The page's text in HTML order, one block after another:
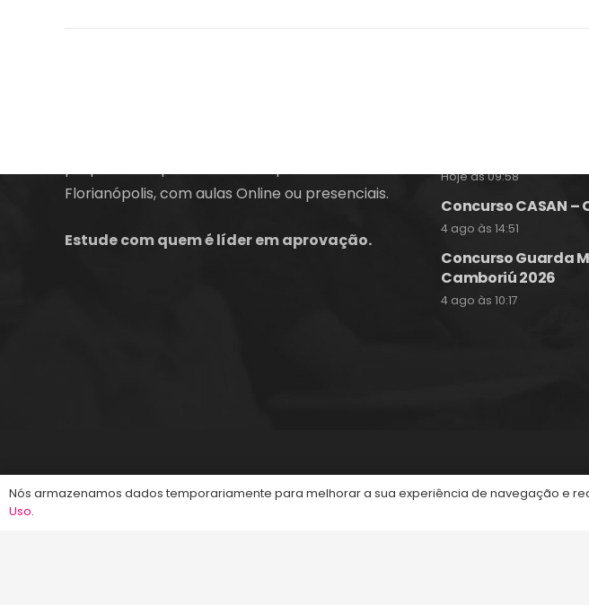
Florianópolis, com aulas Online ou presenciais.
Estude com quem é líder em aprovação.
Hoje às 09:58
Concurso CASAN
4 ago às 14:51
Concurso Guarda
Camboriú 2026
4 ago às 10:17
©2013-2024Energia Concursos. Todos os direitos reservados.
Nós armazenamos dados temporariamente para melhorar a sua experiência de navegação e
Uso.